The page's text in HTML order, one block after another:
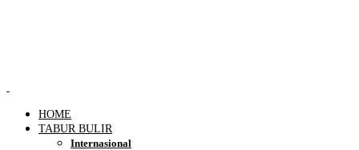
HOME
TABUR BULIR
Internasional